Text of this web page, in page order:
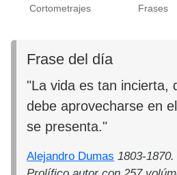
Cortometrajes Frases
Frase del día
"La vida es tan incierta,
debe aprovecharse en
se presenta."
Alejandro Dumas 1803-